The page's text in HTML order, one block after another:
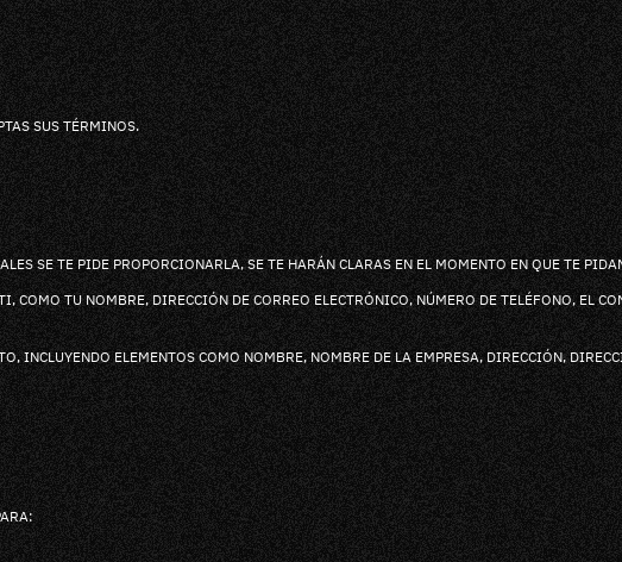
SUS TÉRMINOS.
SE TE PIDE PROPORCIONARLA, SE TE HARÁN CLARAS EN EL MOMENTO EN QUE TE
TU NOMBRE, DIRECCIÓN DE CORREO ELECTRÓNICO, NÚMERO DE TELÉFONO, EL
INCLUYENDO ELEMENTOS COMO NOMBRE, NOMBRE DE LA EMPRESA, DIRECCIÓN,